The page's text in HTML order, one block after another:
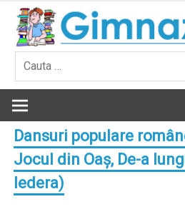
Skip
content
Dansuri populare
Jocul din Oaş, De-a
Iedera)